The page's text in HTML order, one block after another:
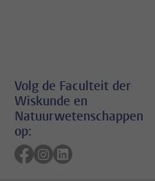
Volg de Faculteit der
Wiskunde en
Natuurwetenschappen
op:
Volg ons op facebook
Volg ons op instagram
Volg ons op